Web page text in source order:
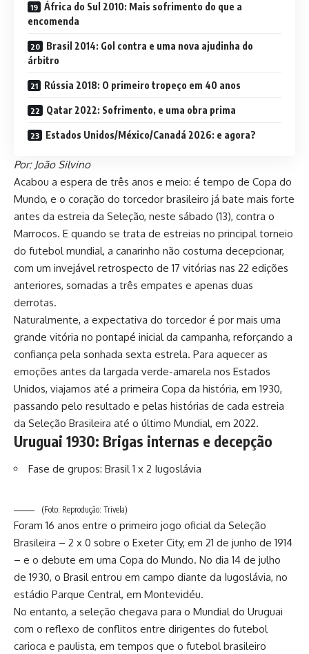
África do Sul 2010: Mais sofrimento do que a
encomenda
Brasil 2014: Gol contra e uma nova ajudinha do
árbitro
Rússia 2018: O primeiro tropeço em 40 anos
Qatar 2022: Sofrimento, e uma obra prima
Estados Unidos/México/Canadá 2026: e agora?
Por: João Silvino
Acabou a espera de três anos e meio: é tempo de Copa do
Mundo, e o coração do torcedor brasileiro já bate mais forte
antes da estreia da Seleção, neste sábado (13), contra o
Marrocos. E quando se trata de estreias no principal torneio
do futebol mundial, a canarinho não costuma decepcionar,
com um invejável retrospecto de 17 vitórias nas 22 edições
anteriores, somadas a três empates e apenas duas
derrotas.
Naturalmente, a expectativa do torcedor é por mais uma
grande vitória no pontapé inicial da campanha, reforçando a
confiança pela sonhada sexta estrela. Para aquecer as
emoções antes da largada verde-amarela nos Estados
Unidos, viajamos até a primeira Copa da história, em 1930,
passando pelo resultado e pelas histórias de cada estreia
da Seleção Brasileira até o último Mundial, em 2022.
Uruguai 1930: Brigas internas e decepção
Fase de grupos: Brasil 1 x 2 Iugoslávia
(Foto: Reprodução: Trivela)
Foram 16 anos entre o primeiro jogo oficial da Seleção
Brasileira – 2 x 0 sobre o Exeter City, em 21 de junho de 1914
– e o debute em uma Copa do Mundo. No dia 14 de julho
de 1930, o Brasil entrou em campo diante da Iugoslávia, no
estádio Parque Central, em Montevidéu.
No entanto, a seleção chegava para o Mundial do Uruguai
com o reflexo de conflitos entre dirigentes do futebol
carioca e paulista, em tempos que o futebol brasileiro